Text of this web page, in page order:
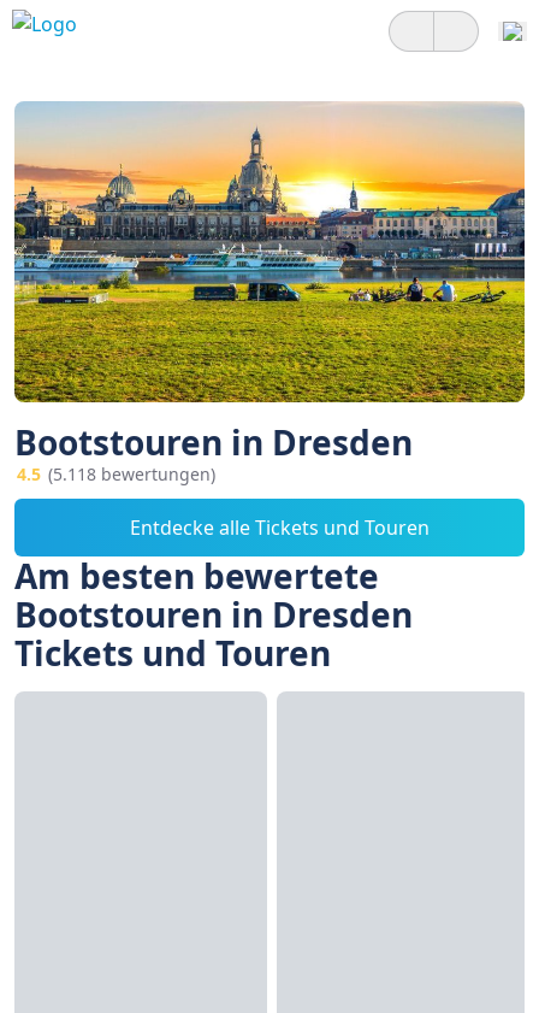
Bootstouren in Dresden
4.5 (5.118 bewertungen)
Entdecke alle Tickets und Touren
Am besten bewertete
Bootstouren in Dresden
Tickets und Touren